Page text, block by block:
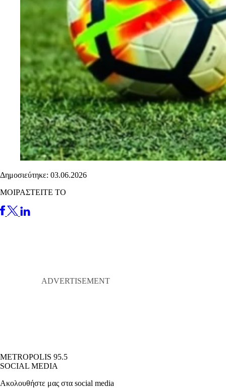
Δημοσιεύτηκε: 03.06.2026
ΜΟΙΡΑΣΤΕΙΤΕ ΤΟ
METROPOLIS 95.5
SOCIAL MEDIA
Ακολουθήστε μας στα social media